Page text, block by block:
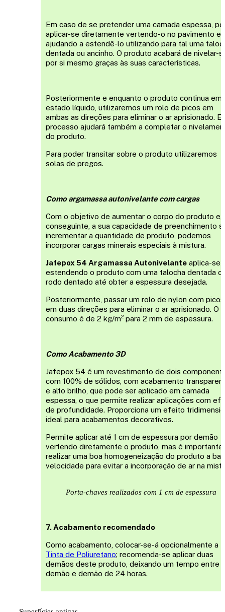
Em caso de se pretender uma camada espessa,
aplicar-se diretamente vertendo-o no pavimento e
ajudando a estendê-lo utilizando para tal uma
dentada ou ancinho. O produto acabará de nivelar-
por si mesmo graças às suas características.
Posteriormente e enquanto o produto continua em
estado líquido, utilizaremos um rolo de picos em
ambas as direções para eliminar o ar aprisionado.
processo ajudará também a completar o
do produto.
Para poder transitar sobre o produto utilizaremos
solas de pregos.
Como argamassa autonivelante com cargas
Com o objetivo de aumentar o corpo do produto e,
conseguinte, a sua capacidade de preenchimento
incrementar a quantidade de produto, podemos
incorporar cargas minerais especiais à mistura.
Jafepox 54 Argamassa Autonivelante aplica-se
estendendo o produto com uma talocha dentada
rodo dentado até obter a espessura desejada.
Posteriormente, passar um rolo de nylon com picos
em duas direções para eliminar o ar aprisionado. O
consumo é de 2 kg/m² para 2 mm de espessura.
Como Acabamento 3D
Jafepox 54 é um revestimento de dois
com 100% de sólidos, com acabamento
e alto brilho, que pode ser aplicado em camada
espessa, o que permite realizar aplicações com
de profundidade. Proporciona um efeito
ideal para acabamentos decorativos.
Permite aplicar até 1 cm de espessura por demão
vertendo diretamente o produto, mas é importante
realizar uma boa homogeneização do produto a
velocidade para evitar a incorporação de ar na
Porta-chaves realizados com 1 cm de espessura
7. Acabamento recomendado
Como acabamento, colocar-se-á opcionalmente a
Tinta de Poliuretano; recomenda-se aplicar duas
demãos deste produto, deixando um tempo entre
demão e demão de 24 horas.